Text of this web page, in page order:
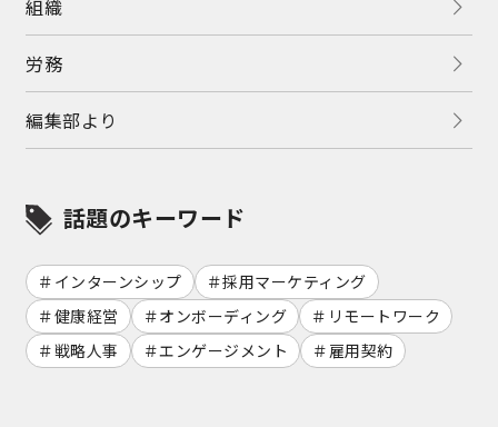
組織
労務
編集部より
話題のキーワード
インターンシップ
採用マーケティング
健康経営
オンボーディング
リモートワーク
戦略人事
エンゲージメント 雇用契約